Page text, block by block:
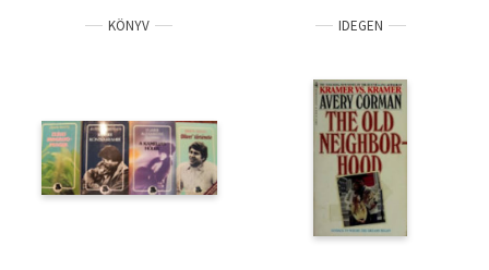
KÖNYV IDEGEN